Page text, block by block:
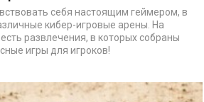
себя настоящим геймером, в
кибер-игровые арены. На
развлечения, в которых собраны
игры для игроков!